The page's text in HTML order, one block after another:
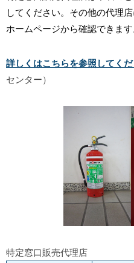
してください。その他の代理
ホームページから確認できます
詳しくはこちらを参照してくだ
センター）
特定窓口販売代理店